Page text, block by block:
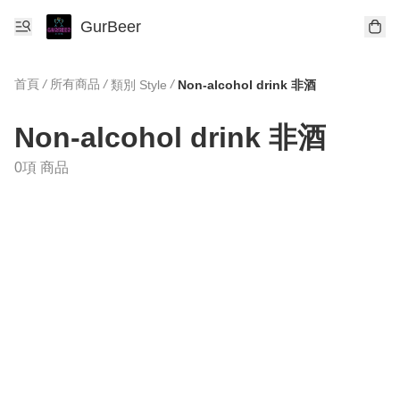
GurBeer
首頁 / 所有商品 / 類別 Style / Non-alcohol drink 非酒
Non-alcohol drink 非酒
0項 商品